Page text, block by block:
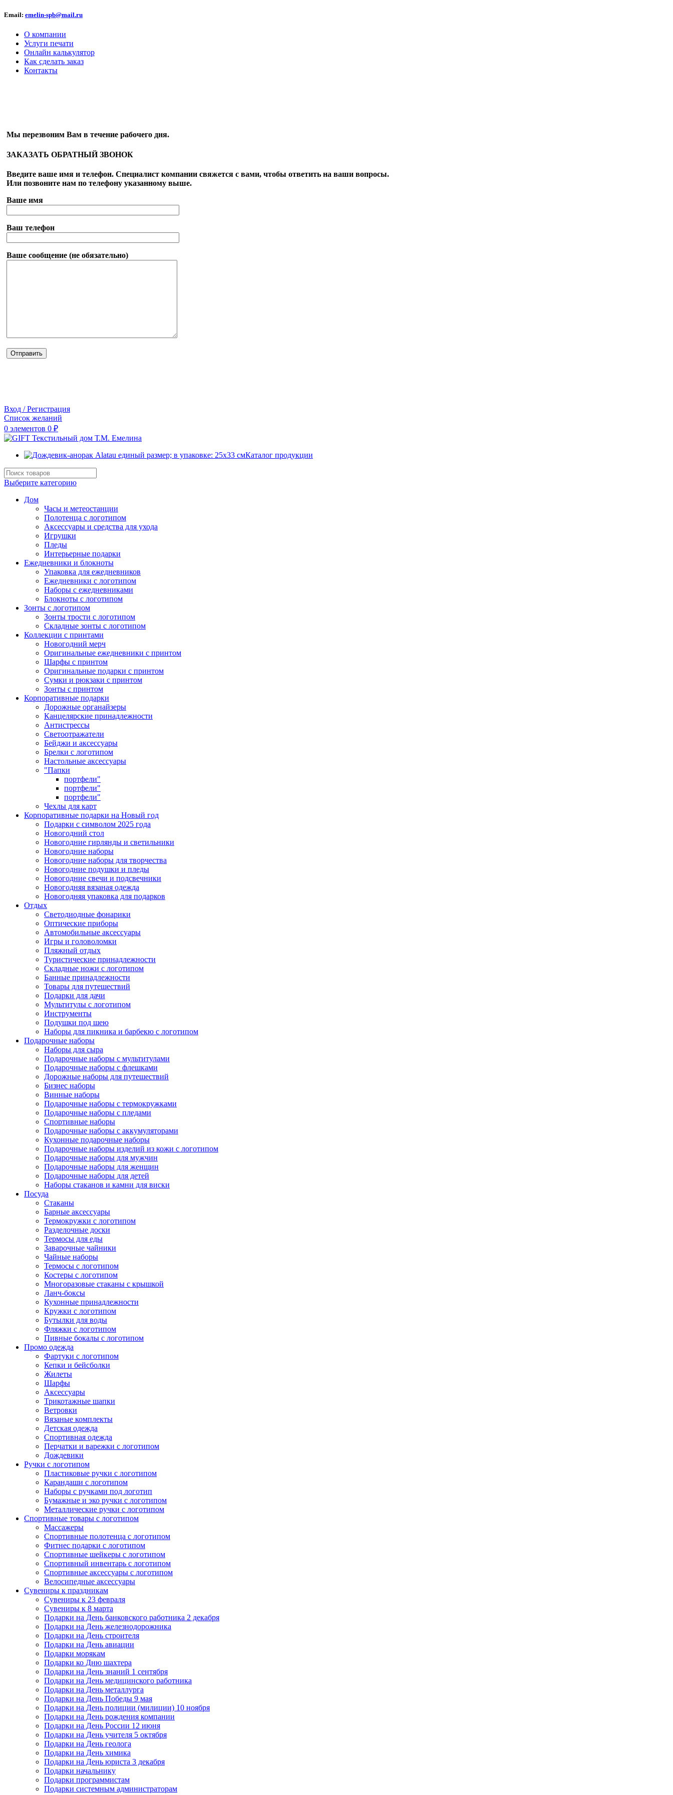
Email: emelin-spb@mail.ru
О компании
Услуги печати
Онлайн калькулятор
Как сделать заказ
Контакты
Мы перезвоним Вам в течение рабочего дня.
ЗАКАЗАТЬ ОБРАТНЫЙ ЗВОНОК
Введите ваше имя и телефон. Специалист компании свяжется с вами, чтобы ответить на ваши вопросы.
Или позвоните нам по телефону указанному выше.
Ваше имя
Ваш телефон
Ваше сообщение (не обязательно)
Вход / Регистрация
Список желаний
0 элементов 0 ₽
Каталог продукции
Выберите категорию
Дом
Часы и метеостанции
Полотенца с логотипом
Аксессуары и средства для ухода
Игрушки
Пледы
Интерьерные подарки
Ежедневники и блокноты
Упаковка для ежедневников
Ежедневники с логотипом
Наборы с ежедневниками
Блокноты с логотипом
Зонты с логотипом
Зонты трости с логотипом
Складные зонты с логотипом
Коллекции с принтами
Новогодний мерч
Оригинальные ежедневники с принтом
Шарфы с принтом
Оригинальные подарки с принтом
Сумки и рюкзаки с принтом
Зонты с принтом
Корпоративные подарки
Дорожные органайзеры
Канцелярские принадлежности
Антистрессы
Светоотражатели
Бейджи и аксессуары
Брелки с логотипом
Настольные аксессуары
"Папки
портфели"
портфели"
портфели"
Чехлы для карт
Корпоративные подарки на Новый год
Подарки с символом 2025 года
Новогодний стол
Новогодние гирлянды и светильники
Новогодние наборы
Новогодние наборы для творчества
Новогодние подушки и пледы
Новогодние свечи и подсвечники
Новогодняя вязаная одежда
Новогодняя упаковка для подарков
Отдых
Светодиодные фонарики
Оптические приборы
Автомобильные аксессуары
Игры и головоломки
Пляжный отдых
Туристические принадлежности
Складные ножи с логотипом
Банные принадлежности
Товары для путешествий
Подарки для дачи
Мультитулы с логотипом
Инструменты
Подушки под шею
Наборы для пикника и барбекю с логотипом
Подарочные наборы
Наборы для сыра
Подарочные наборы с мультитулами
Подарочные наборы с флешками
Дорожные наборы для путешествий
Бизнес наборы
Винные наборы
Подарочные наборы с термокружками
Подарочные наборы с пледами
Спортивные наборы
Подарочные наборы с аккумуляторами
Кухонные подарочные наборы
Подарочные наборы изделий из кожи с логотипом
Подарочные наборы для мужчин
Подарочные наборы для женщин
Подарочные наборы для детей
Наборы стаканов и камни для виски
Посуда
Стаканы
Барные аксессуары
Термокружки с логотипом
Разделочные доски
Термосы для еды
Заварочные чайники
Чайные наборы
Термосы с логотипом
Костеры с логотипом
Многоразовые стаканы с крышкой
Ланч-боксы
Кухонные принадлежности
Кружки с логотипом
Бутылки для воды
Фляжки с логотипом
Пивные бокалы с логотипом
Промо одежда
Фартуки с логотипом
Кепки и бейсболки
Жилеты
Шарфы
Аксессуары
Трикотажные шапки
Ветровки
Вязаные комплекты
Детская одежда
Спортивная одежда
Перчатки и варежки с логотипом
Дождевики
Ручки с логотипом
Пластиковые ручки с логотипом
Карандаши с логотипом
Наборы с ручками под логотип
Бумажные и эко ручки с логотипом
Металлические ручки с логотипом
Спортивные товары с логотипом
Массажеры
Спортивные полотенца с логотипом
Фитнес подарки с логотипом
Спортивные шейкеры с логотипом
Спортивный инвентарь с логотипом
Спортивные аксессуары с логотипом
Велосипедные аксессуары
Сувениры к праздникам
Сувениры к 23 февраля
Сувениры к 8 марта
Подарки на День банковского работника 2 декабря
Подарки на День железнодорожника
Подарки на День строителя
Подарки на День авиации
Подарки морякам
Подарки ко Дню шахтера
Подарки на День знаний 1 сентября
Подарки на День медицинского работника
Подарки на День металлурга
Подарки на День Победы 9 мая
Подарки на День полиции (милиции) 10 ноября
Подарки на День рождения компании
Подарки на День России 12 июня
Подарки на День учителя 5 октября
Подарки на День геолога
Подарки на День химика
Подарки на День юриста 3 декабря
Подарки начальнику
Подарки программистам
Подарки системным администраторам